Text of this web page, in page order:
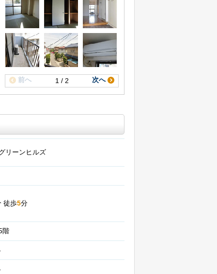
1 / 2
前へ 次へ
リーンヒルズ
徒歩5分
階